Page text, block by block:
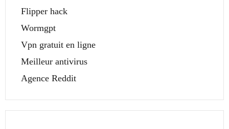
Flipper hack
Wormgpt
Vpn gratuit en ligne
Meilleur antivirus
Agence Reddit